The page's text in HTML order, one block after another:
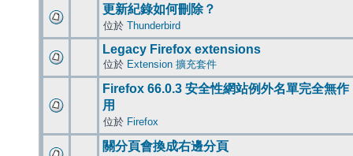
更新紀錄如何刪除？
位於 Thunderbird
Legacy Firefox extensions
位於 Extension 擴充套件
Firefox 66.0.3 安全性網站例外名單完全無作
用
位於 Firefox
關分頁會換成右邊分頁